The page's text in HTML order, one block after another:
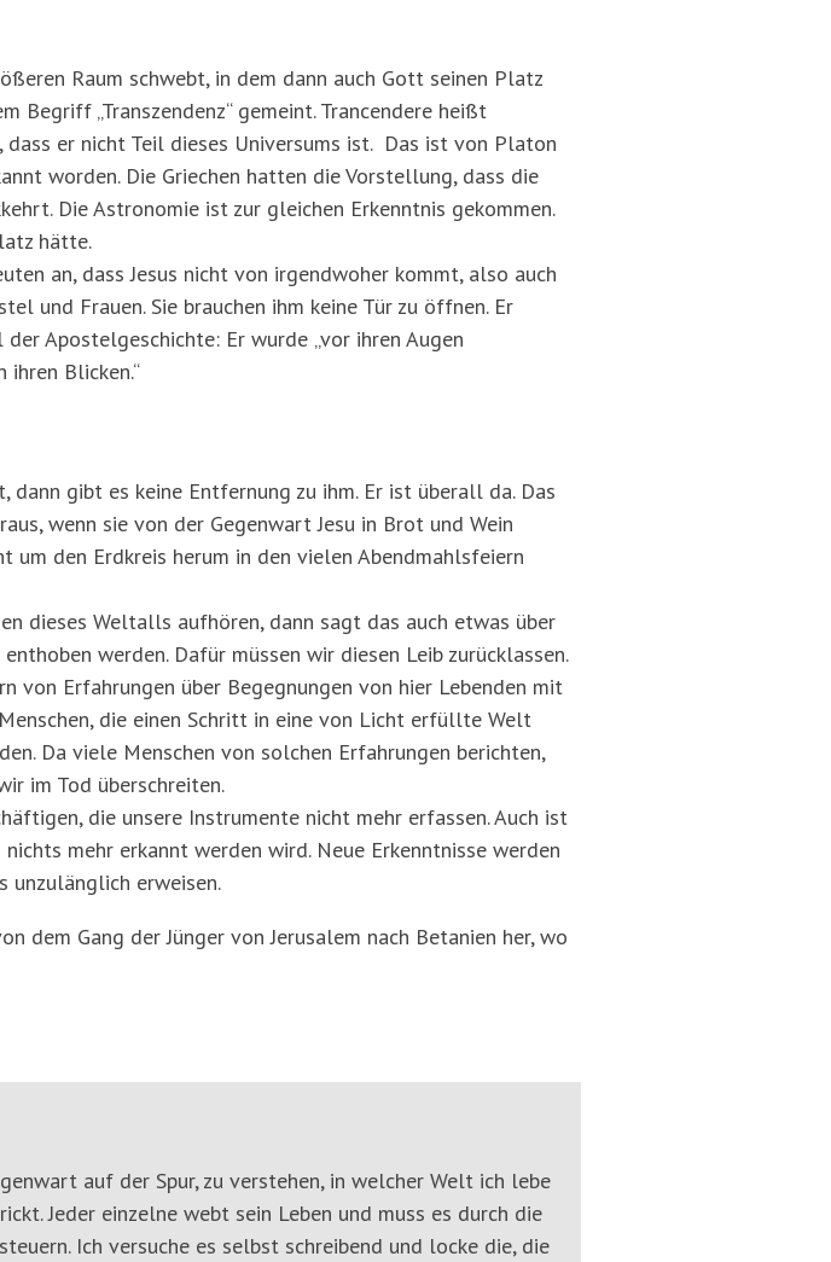
Raum schwebt, in dem dann auch Gott seinen Platz
„Transzendenz“ gemeint. Trancendere heißt
dass er nicht Teil dieses Universums ist. Das ist von Platon
worden. Die Griechen hatten die Vorstellung, dass die
Die Astronomie ist zur gleichen Erkenntnis gekommen.
hätte.
an, dass Jesus nicht von irgendwoher kommt, also auch
und Frauen. Sie brauchen ihm keine Tür zu öffnen. Er
Apostelgeschichte: Er wurde „vor ihren Augen
Blicken.“
dann gibt es keine Entfernung zu ihm. Er ist überall da. Das
wenn sie von der Gegenwart Jesu in Brot und Wein
um den Erdkreis herum in den vielen Abendmahlsfeiern
dieses Weltalls aufhören, dann sagt das auch etwas über
werden. Dafür müssen wir diesen Leib zurücklassen.
von Erfahrungen über Begegnungen von hier Lebenden mit
die einen Schritt in eine von Licht erfüllte Welt
Da viele Menschen von solchen Erfahrungen berichten,
im Tod überschreiten.
die unsere Instrumente nicht mehr erfassen. Auch ist
mehr erkannt werden wird. Neue Erkenntnisse werden
unzulänglich erweisen.
dem Gang der Jünger von Jerusalem nach Betanien her, wo
auf der Spur, zu verstehen, in welcher Welt ich lebe
Jeder einzelne webt sein Leben und muss es durch die
Ich versuche es selbst schreibend und locke die, die